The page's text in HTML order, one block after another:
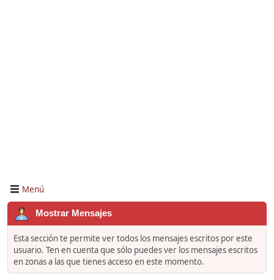
Menú
Mostrar Mensajes
Esta sección te permite ver todos los mensajes escritos por este
usuario. Ten en cuenta que sólo puedes ver los mensajes escritos
en zonas a las que tienes acceso en este momento.